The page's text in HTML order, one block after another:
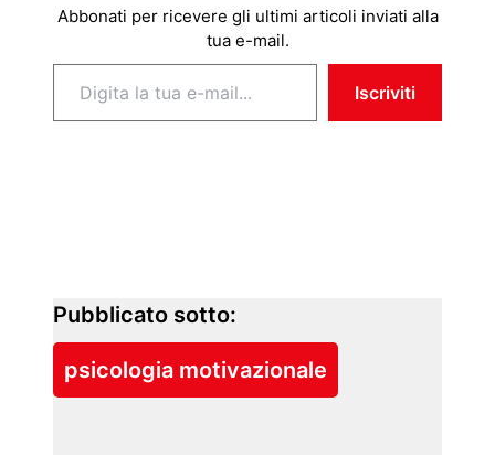
Abbonati per ricevere gli ultimi articoli inviati alla
tua e-mail.
Digita la tua e-mail...
Iscriviti
Pubblicato sotto:
psicologia motivazionale